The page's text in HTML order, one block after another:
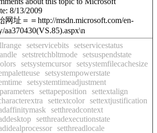
8/13/2009
网址＝＝http://msdn.microsoft.com/en-
aa370430(VS.85).aspx\n
setservicebits setservicestatus
setstretchbltmode setsuspendstate
setsystemcursor setsystemfilecachesize
setsystempowerstate
setsystemtimeadjustment
settapeposition
settextalign
settextcolor settextjustification
setthreadcontext
setthreadexecutionstate
setthreadlocale